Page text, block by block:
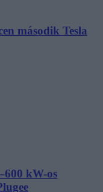
második Tesla
kW-os